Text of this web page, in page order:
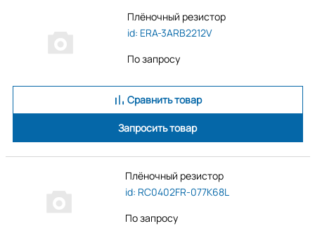
Плёночный резистор
id: ERA-3ARB2212V
По запросу
Сравнить товар
Запросить товар
Плёночный резистор
id: RC0402FR-077K68L
По запросу